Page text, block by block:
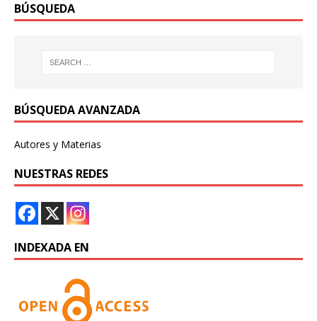
BÚSQUEDA
BÚSQUEDA AVANZADA
Autores y Materias
NUESTRAS REDES
INDEXADA EN